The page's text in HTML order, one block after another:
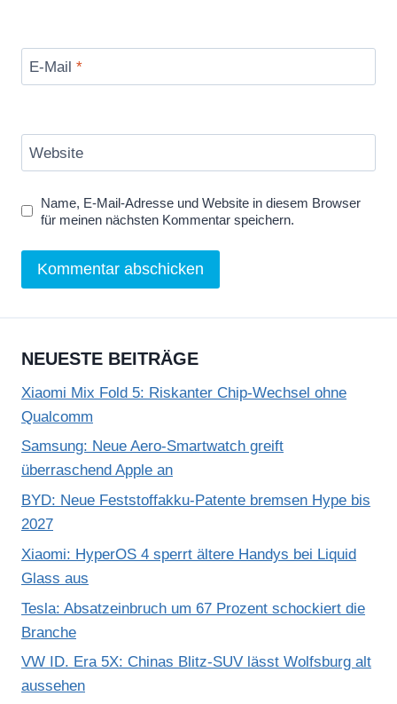
E-Mail *
Website
Name, E-Mail-Adresse und Website in diesem Browser
für meinen nächsten Kommentar speichern.
NEUESTE BEITRÄGE
Xiaomi Mix Fold 5: Riskanter Chip-Wechsel ohne
Qualcomm
Samsung: Neue Aero-Smartwatch greift
überraschend Apple an
BYD: Neue Feststoffakku-Patente bremsen Hype bis
2027
Xiaomi: HyperOS 4 sperrt ältere Handys bei Liquid
Glass aus
Tesla: Absatzeinbruch um 67 Prozent schockiert die
Branche
VW ID. Era 5X: Chinas Blitz-SUV lässt Wolfsburg alt
aussehen